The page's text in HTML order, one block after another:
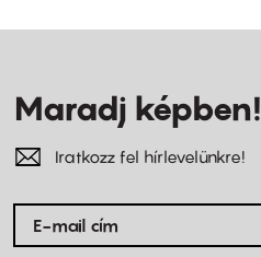
Maradj képben!
Iratkozz fel hírlevelünkre!